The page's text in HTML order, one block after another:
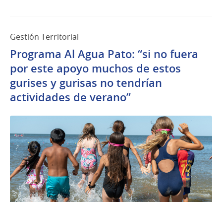
Gestión Territorial
Programa Al Agua Pato: “si no fuera
por este apoyo muchos de estos
gurises y gurisas no tendrían
actividades de verano”